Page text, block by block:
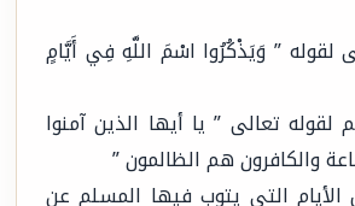
لقوله ” وَيَذْكُرُوا اسْمَ اللَّهِ فِي أَيَّامٍ
تعالى ” يا أيها الذين آمنوا
والكافرون هم الظالمون ”
التي يتوب فيها المسلم عن